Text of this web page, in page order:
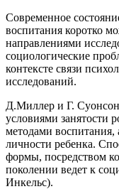
Современное
воспитания коротко
направлениями
социологические
контексте связи
исследований.
Д.Миллер и Г.
условиями занятости
методами воспитания,
личности ребенка.
формы, посредством
поколении ведет к
Инкельс).